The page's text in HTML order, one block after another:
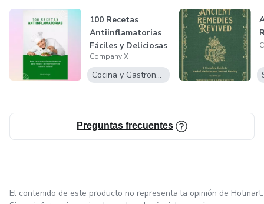
100 Recetas
Antiinflamatorias
Fáciles y Deliciosas
Company X
Cocina y Gastronomía
Preguntas frecuentes
El contenido de este producto no representa la opinión de Hotmart.